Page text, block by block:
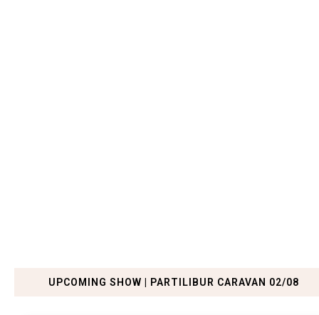
UPCOMING SHOW | PARTILIBUR CARAVAN 02/08